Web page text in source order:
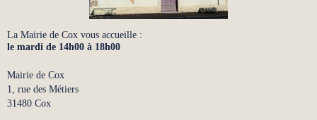
La Mairie de Cox vous accueille :
le mardi de 14h00 à 18h00
Mairie de Cox
1, rue des Métiers
31480 Cox